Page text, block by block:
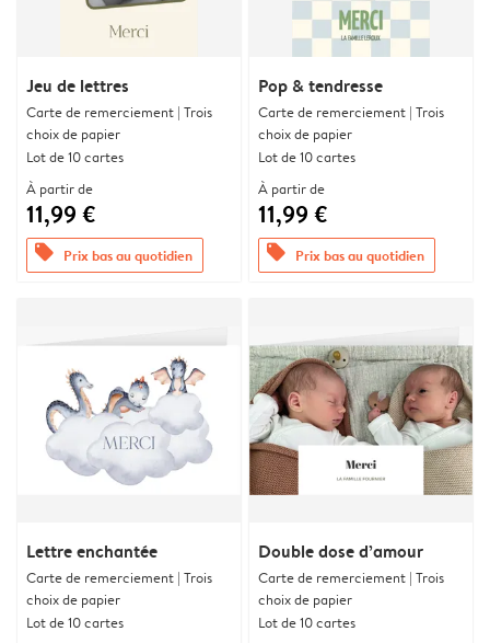
Jeu de lettres
Carte de remerciement | Trois
choix de papier
Lot de 10 cartes
À partir de
11,99 €
offers Prix bas au quotidien
Pop & tendresse
Carte de remerciement | Trois
choix de papier
Lot de 10 cartes
À partir de
11,99 €
offers Prix bas au quotidien
Lettre enchantée
Carte de remerciement | Trois
choix de papier
Lot de 10 cartes
Double dose d’amour
Carte de remerciement | Trois
choix de papier
Lot de 10 cartes